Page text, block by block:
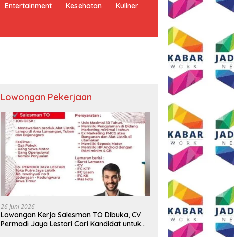
Entertainment Kesehatan Kuliner
Lowongan Pekerjaan
26 Juni 2026
Lowongan Kerja Salesman TO Dibuka, CV
Permadi Jaya Lestari Cari Kandidat untuk